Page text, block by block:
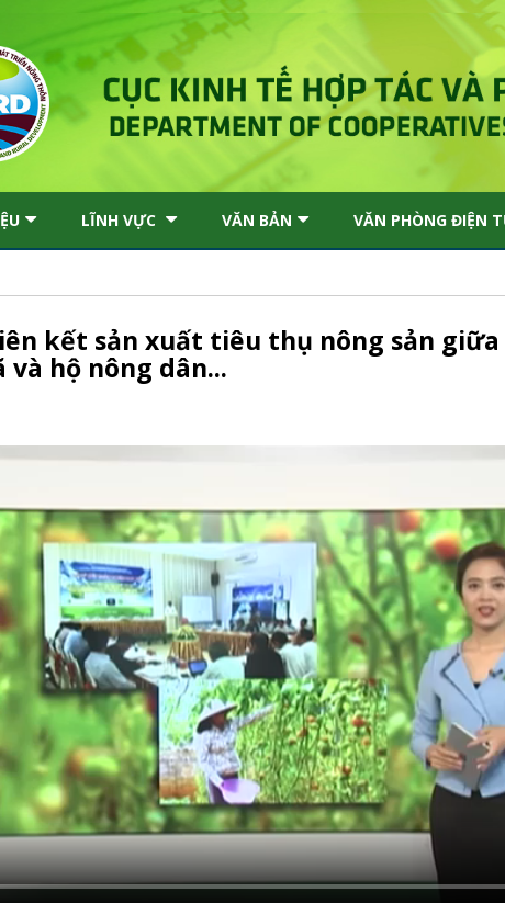
LĨNH VỰC VĂN BẢN VĂN PHÒNG ĐIỆN
kết sản xuất tiêu thụ nông sản
và hộ nông dân...